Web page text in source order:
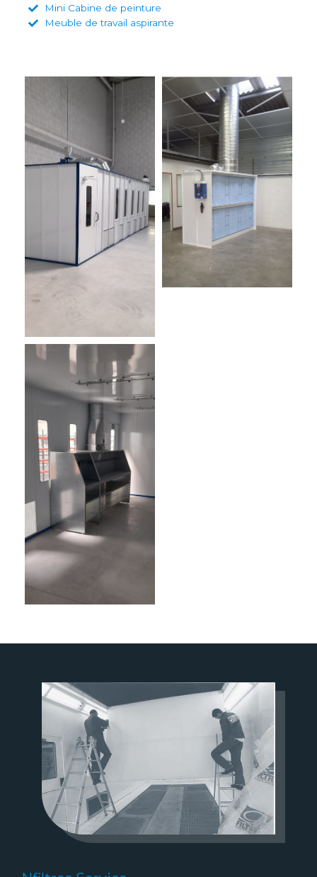
Mini Cabine de peinture
Meuble de travail aspirante